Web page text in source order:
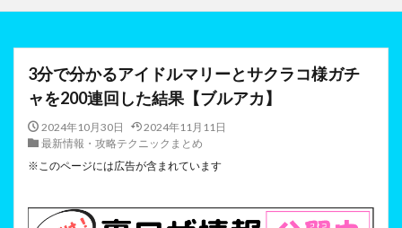
3分で分かるアイドルマリーとサクラコ様ガチ
ャを200連回した結果【ブルアカ】
2024年10月30日
2024年11月11日
最新情報・攻略テクニックまとめ
※このページには広告が含まれています